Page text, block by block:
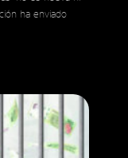
ha enviado